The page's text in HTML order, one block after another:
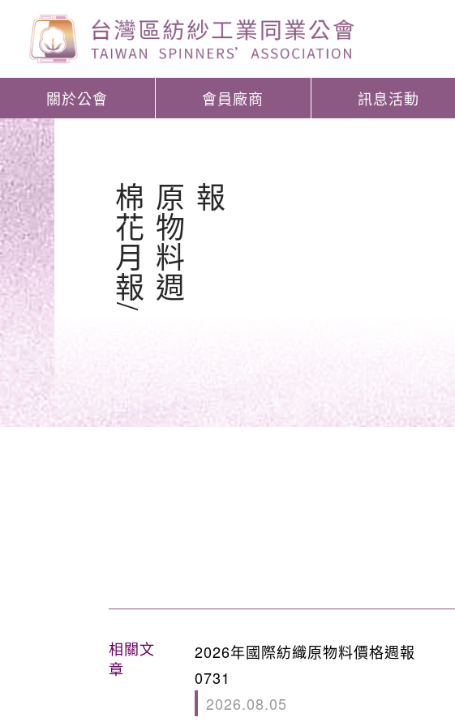
關於公會 會員廠商 訊息活動
棉
花
月
報
/
原
物
料
週
報
相關文
章
2026年國際紡織原物料價格週報
0731
2026.08.05